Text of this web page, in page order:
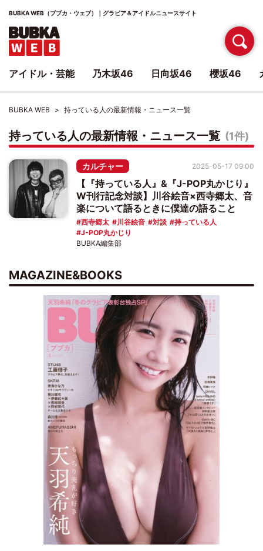
BUBKA WEB（ブブカ・ウェブ）｜グラビア＆アイドルニュースサイト
BUBKA WEB 持っている人の最新情報・ニュース一覧
持っている人の最新情報・ニュース一覧 (1件)
カルチャー
【『持っている人』&『J-POP丸かじり』
W刊行記念対談】川谷絵音×西寺郷太、音
楽について語るときに僕達の語ること
西寺郷太 川谷絵音 対談
持っている人
J-POP丸かじり
2025-05-17 09:00
BUBKA編集部
MAGAZINE&BOOKS
アイドル・芸能 乃木坂46 日向坂46 櫻坂46